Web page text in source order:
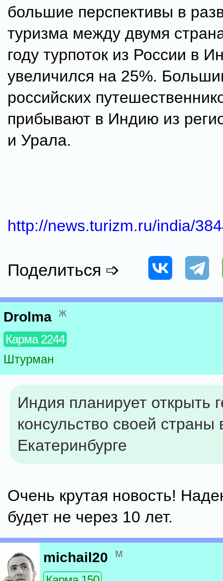
большие перспективы в
туризма между двумя
году турпоток из России в
увеличился на 25%.
российских
прибывают в Индию из
и Урала.
http://news.turizm.ru/india/
Поделиться ➩
Drolma ж
Карма 2244
Штурман
Индия планирует открыть
консульство своей страны
Екатеринбурге
Очень крутая новость!
будет не через 10 лет.
michail20 м